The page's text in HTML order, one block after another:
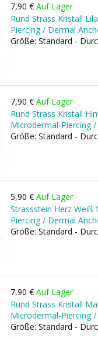
7,90 € Auf Lager
Rund Strass Kristall
Piercing / Dermal
Größe: Standard -
7,90 € Auf Lager
Rund Strass Kristall
Microdermal-Piercing
Größe: Standard -
5,90 € Auf Lager
Strassstein Herz Weiß
Piercing / Dermal
Größe: Standard -
7,90 € Auf Lager
Rund Strass Kristall
Microdermal-Piercing
Größe: Standard -